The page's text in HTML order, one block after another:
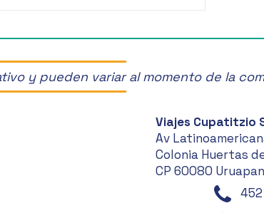
y pueden variar al momento de la
Viajes Cupatitzio
Av
Colonia Huertas
CP 60080